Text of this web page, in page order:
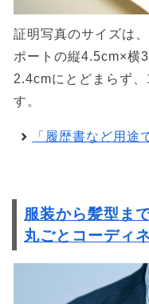
証明写真のサイズは
ポートの縦4.5cm×横
2.4cmにとどまらず
す。
「履歴書など用途
服装から髪型ま
丸ごとコーディ